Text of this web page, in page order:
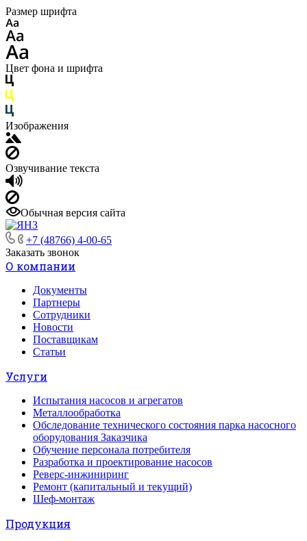
Размер шрифта
Цвет фона и шрифта
Изображения
Озвучивание текста
Обычная версия сайта
+7 (48766) 4-00-65
Заказать звонок
О компании
Документы
Партнеры
Сотрудники
Новости
Поставщикам
Статьи
Услуги
Испытания насосов и агрегатов
Металлообработка
Обследование технического состояния парка насосного
оборудования Заказчика
Обучение персонала потребителя
Разработка и проектирование насосов
Реверс-инжиниринг
Ремонт (капитальный и текущий)
Шеф-монтаж
Продукция